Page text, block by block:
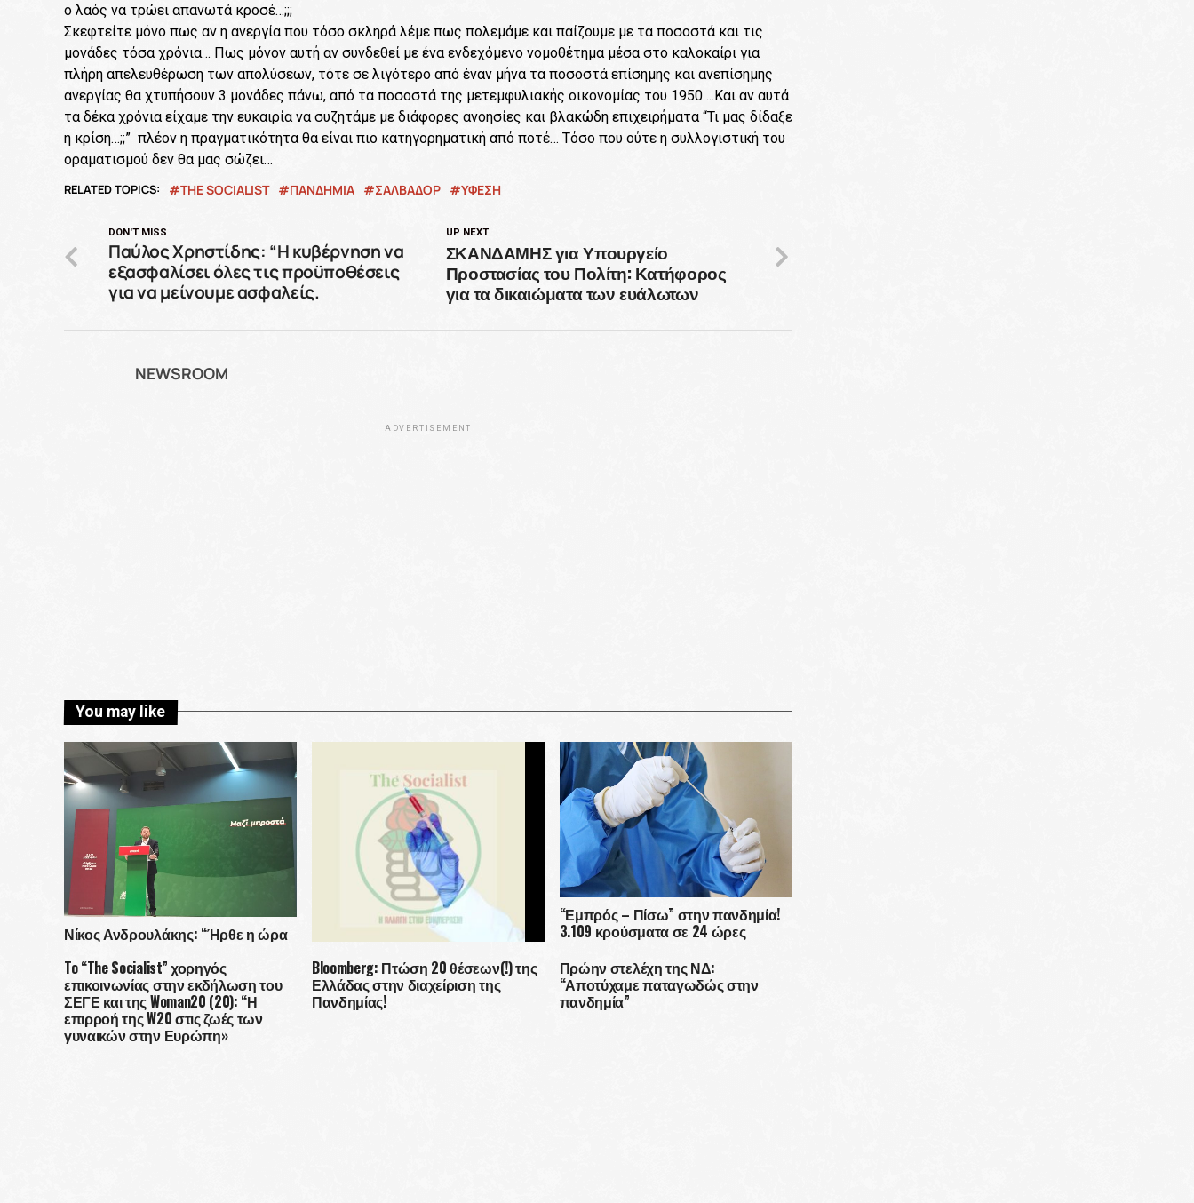
ο λαός να τρώει απανωτά κροσέ…;;;
Σκεφτείτε μόνο πως αν η ανεργία που τόσο σκληρά λέμε πως πολεμάμε και παίζουμε με τα ποσοστά και τις
μονάδες τόσα χρόνια… Πως μόνον αυτή αν συνδεθεί με ένα ενδεχόμενο νομοθέτημα μέσα στο καλοκαίρι για
πλήρη απελευθέρωση των απολύσεων, τότε σε λιγότερο από έναν μήνα τα ποσοστά επίσημης και ανεπίσημης
ανεργίας θα χτυπήσουν 3 μονάδες πάνω, από τα ποσοστά της μετεμφυλιακής οικονομίας του 1950….Και αν αυτά
τα δέκα χρόνια είχαμε την ευκαιρία να συζητάμε με διάφορες ανοησίες και βλακώδη επιχειρήματα “Τι μας δίδαξε
η κρίση…;;” πλέον η πραγματικότητα θα είναι πιο κατηγορηματική από ποτέ… Τόσο που ούτε η συλλογιστική του
οραματισμού δεν θα μας σώζει…
RELATED TOPICS: THE SOCIALIST ΠΑΝΔΗΜΊΑ ΣΑΛΒΑΔΟΡ ΥΦΕΣΗ
UP NEXT
ΣΚΑΝΔΑΜΗΣ για Υπουργείο
Προστασίας του Πολίτη: Κατήφορος
για τα δικαιώματα των ευάλωτων
DON'T MISS
Παύλος Χρηστίδης: “Η κυβέρνηση να
εξασφαλίσει όλες τις προϋποθέσεις
για να μείνουμε ασφαλείς.
NEWSROOM
ADVERTISEMENT
You may like
Νίκος Ανδρουλάκης: “Ήρθε η ώρα
Το “ΤΗΕ SOCIALIST” ξεκινά
“καμπάνια” για τον οικειοθελή
εμβολιασμό!
“Εμπρός – Πίσω” στην πανδημία!
3.109 κρούσματα σε 24 ώρες
To “The Socialist” χορηγός
επικοινωνίας στην εκδήλωση του
ΣΕΓΕ και της Woman20 (20): “Η
επιρροή της W20 στις ζωές των
γυναικών στην Ευρώπη»
Bloomberg: Πτώση 20 θέσεων(!) της
Ελλάδας στην διαχείριση της
Πανδημίας!
Πρώην στελέχη της ΝΔ:
“Αποτύχαμε παταγωδώς στην
πανδημία”